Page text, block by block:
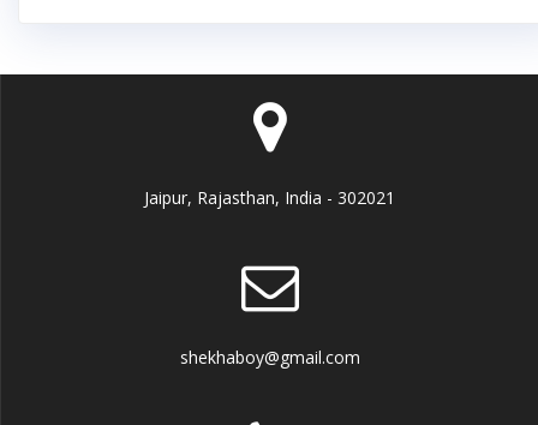
Jaipur, Rajasthan, India - 302021
shekhaboy@gmail.com